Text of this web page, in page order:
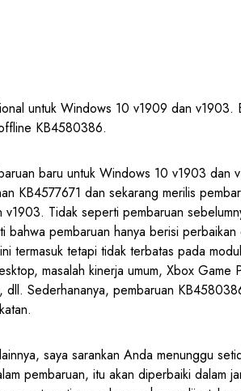
untuk Windows 10 v1909 dan v1903.
KB4580386.
baru untuk Windows 10 v1903 dan
KB4577671 dan sekarang merilis
Tidak seperti pembaruan
bahwa pembaruan hanya berisi
termasuk tetapi tidak terbatas pada
masalah kinerja umum, Xbox Game
Sederhananya, pembaruan
saya sarankan Anda menunggu
pembaruan, itu akan diperbaiki dalam